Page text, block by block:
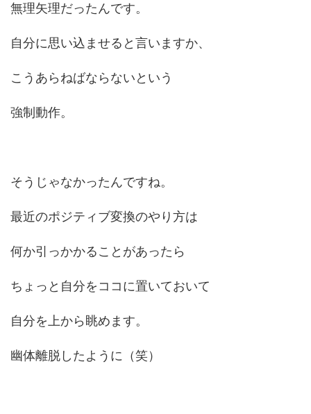
無理矢理だったんです。
自分に思い込ませると言いますか、
こうあらねばならないという
強制動作。
そうじゃなかったんですね。
最近のポジティブ変換のやり方は
何か引っかかることがあったら
ちょっと自分をココに置いておいて
自分を上から眺めます。
幽体離脱したように（笑）